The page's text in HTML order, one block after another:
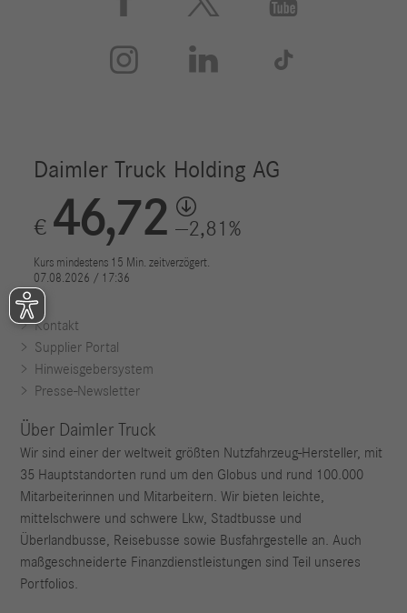

 
Kontakt
Supplier Portal
Hinweisgebersystem
Presse-Newsletter
Über Daimler Truck
Wir sind einer der weltweit größten Nutzfahrzeug-Hersteller, mit
35 Hauptstandorten rund um den Globus und rund 100.000
Mitarbeiterinnen und Mitarbeitern. Wir bieten leichte,
mittelschwere und schwere Lkw, Stadtbusse und
Überlandbusse, Reisebusse sowie Busfahrgestelle an. Auch
maßgeschneiderte Finanzdienstleistungen sind Teil unseres
Portfolios.